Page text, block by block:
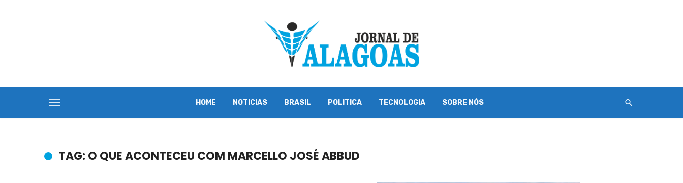
HOME NOTICIAS BRASIL POLITICA TECNOLOGIA SOBRE NÓS
TAG: O QUE ACONTECEU COM MARCELLO JOSÉ ABBUD